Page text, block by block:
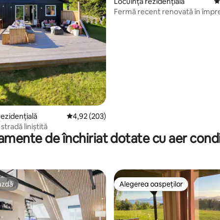
237 recenzii
Scor mediu de 4,92 din 5, 203 recenzii
4,92 (203)
stradă liniștită
Fermă recent renovată în
de închiriat dotate cu aer
Alegerea oaspeților
Alegerea oaspeților